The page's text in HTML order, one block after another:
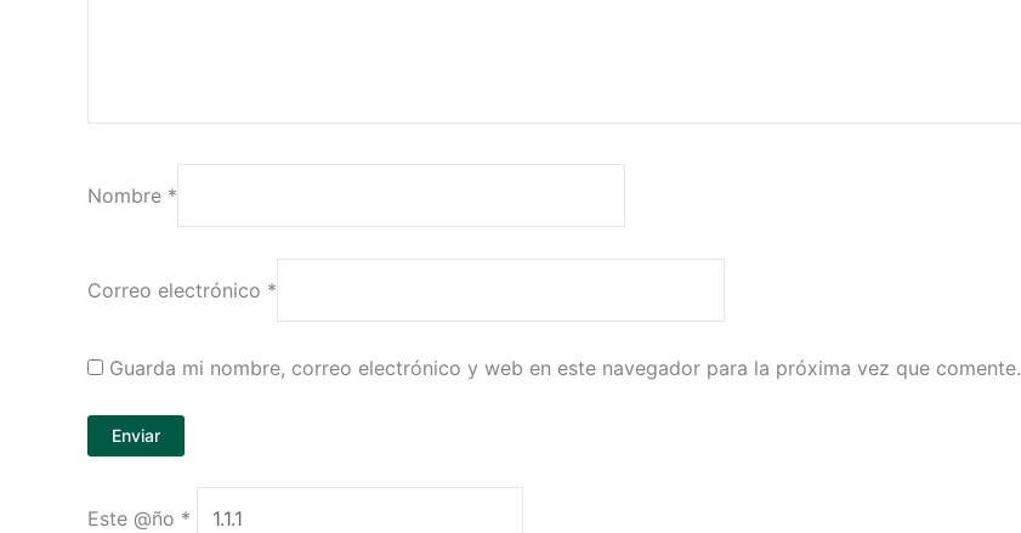
Nombre *
Correo electrónico *
Guarda mi nombre, correo electrónico y web en este navegador para la próxima vez que comente.
Este @ño *